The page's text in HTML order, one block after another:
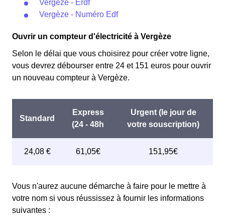
Vergèze - Erdf
Vergèze - Numéro Edf
Ouvrir un compteur d'électricité à Vergèze
Selon le délai que vous choisirez pour créer votre ligne,
vous devrez débourser entre 24 et 151 euros pour ouvrir
un nouveau compteur à Vergèze.
Vous n'aurez aucune démarche à faire pour le mettre à
votre nom si vous réussissez à fournir les informations
suivantes :